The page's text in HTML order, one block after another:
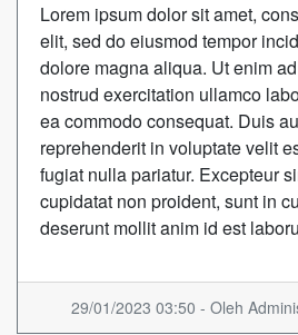
Lorem ipsum dolor sit amet,
elit, sed do eiusmod tempor
dolore magna aliqua. Ut enim
nostrud exercitation ullamco
ea commodo consequat. Duis
reprehenderit in voluptate velit
fugiat nulla pariatur. Excepteur
cupidatat non proident, sunt in
deserunt mollit anim id est
29/01/2023 03:50 - Oleh